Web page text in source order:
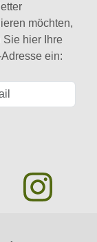
möchten,
Sie hier Ihre
ein: